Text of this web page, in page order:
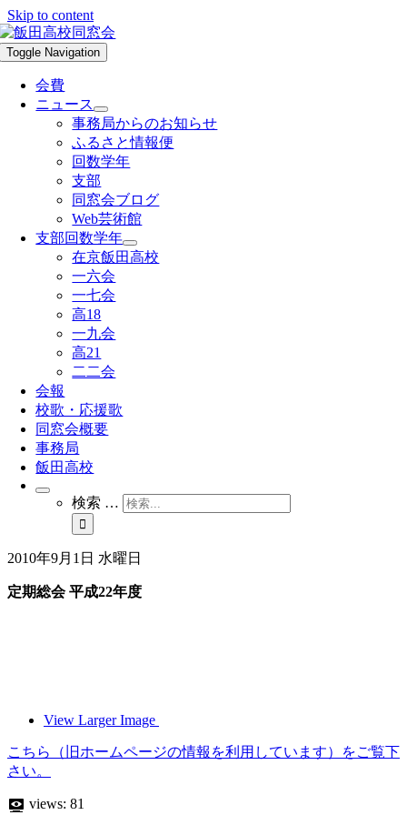
Skip to content
Toggle Navigation
会費
ニュース
事務局からのお知らせ
ふるさと情報便
回数学年
支部
同窓会ブログ
Web芸術館
支部回数学年
在京飯田高校
一六会
一七会
高18
一九会
高21
二二会
会報
校歌・応援歌
同窓会概要
事務局
飯田高校
検索 …
2010年9月1日 水曜日
定期総会 平成22年度
View Larger Image
こちら（旧ホームページの情報を利用しています）をご覧下
さい。
views: 81